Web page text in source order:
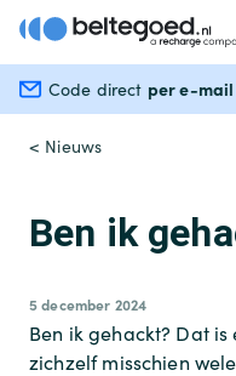
Code direct per e-mail
< Nieuws
Ben ik
5 december 2024
Ben ik gehackt? Dat
zichzelf misschien